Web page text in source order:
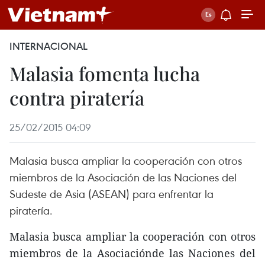
INTERNACIONAL
Malasia fomenta lucha
contra piratería
25/02/2015 04:09
Malasia busca ampliar la cooperación con otros
miembros de la Asociación de las Naciones del
Sudeste de Asia (ASEAN) para enfrentar la
piratería.
Malasia busca ampliar la cooperación con otros
miembros de la Asociaciónde las Naciones del